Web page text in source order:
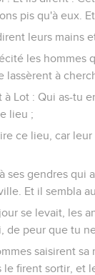
pis qu'à eux.
leurs mains
les hommes
lassèrent à
à Lot : Qui as-tu
lieu ;
ce lieu, car
ses gendres qui
Et il sembla
se levait, les
de peur que tu
saisirent
firent sortir, et